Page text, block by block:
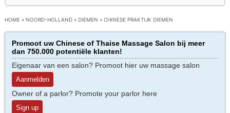
HOME » NOORD-HOLLAND » DIEMEN » CHINESE PRAKTIJK DIEMEN
Promoot uw Chinese of Thaise Massage Salon bij meer
dan 750.000 potentiële klanten!
Eigenaar van een salon? Promoot hier uw massage salon
Aanmelden
Owner of a parlor? Promote your parlor here
Sign up